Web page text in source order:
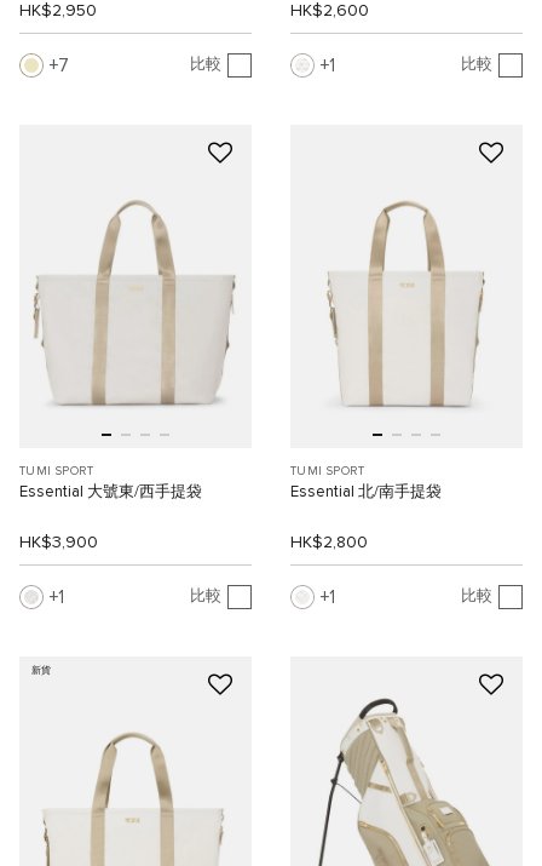
HK$2,950
7 比較
HK$2,600
1 比較
TUMI SPORT
Essential 大號東/西手提袋
HK$3,900
1 比較
TUMI SPORT
Essential 北/南手提袋
HK$2,800
1 比較
新貨